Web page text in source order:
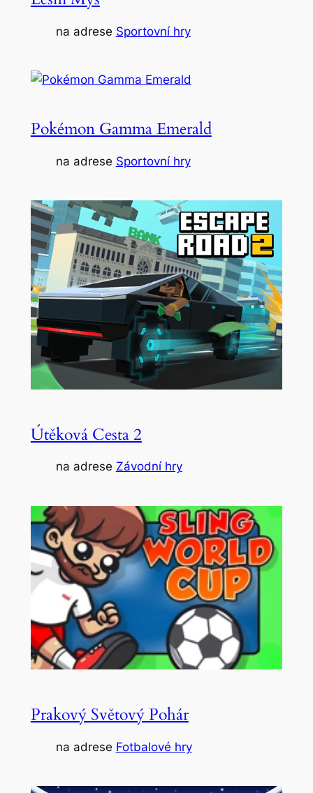
na adrese Sportovní hry
Pokémon Gamma Emerald
na adrese Sportovní hry
Útěková Cesta 2
na adrese Závodní hry
Prakový Světový Pohár
na adrese Fotbalové hry